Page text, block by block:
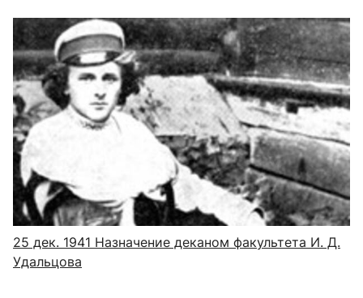
25 дек. 1941 Назначение деканом факультета И. Д.
Удальцова